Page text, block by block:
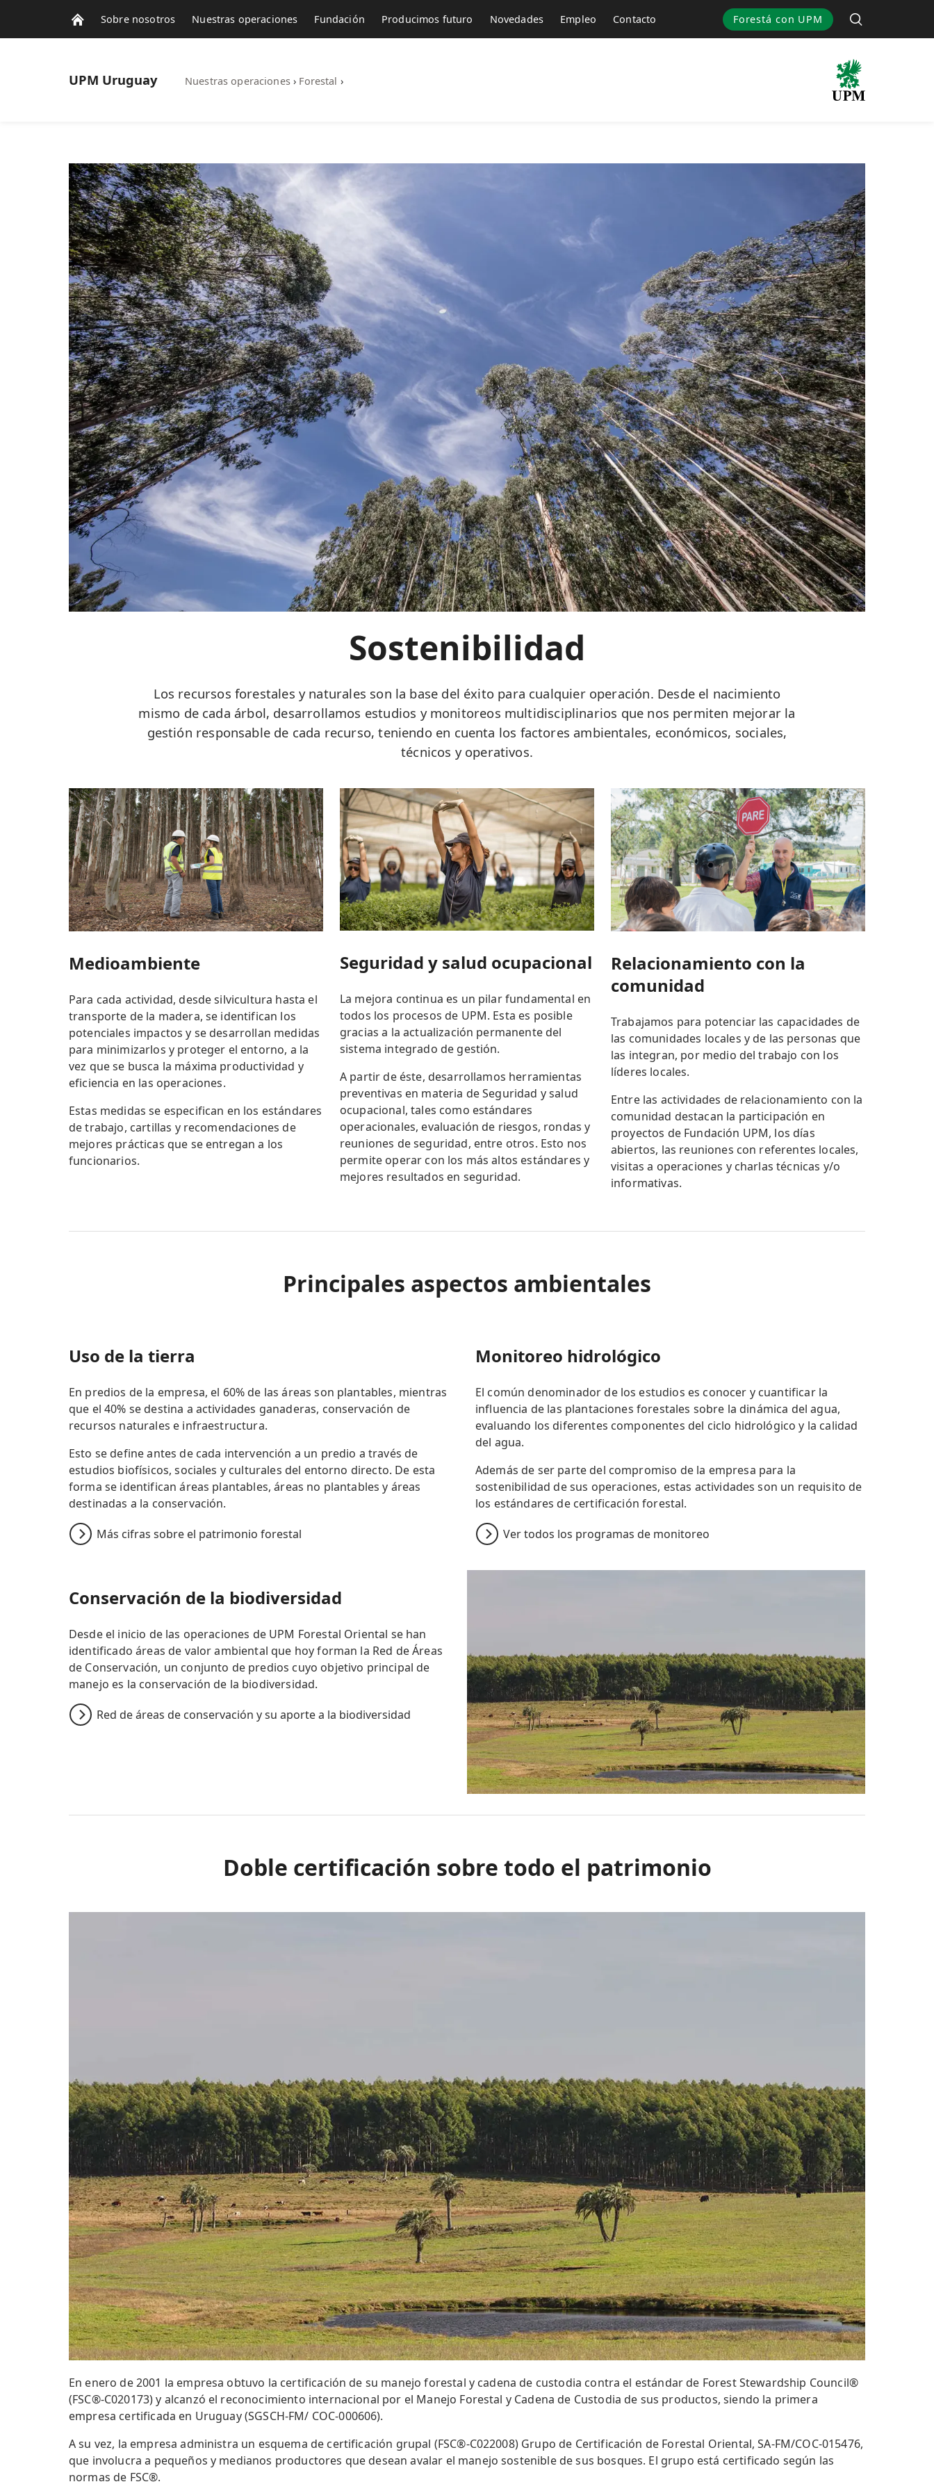
Forestá con UPM
Sobre nosotros Nuestras operaciones Fundación Producimos futuro Novedades Empleo Contacto
UPM Uruguay Nuestras operaciones › Forestal ›
Sostenibilidad
Los recursos forestales y naturales son la base del éxito para cualquier operación. Desde el nacimiento
mismo de cada árbol, desarrollamos estudios y monitoreos multidisciplinarios que nos permiten mejorar la
gestión responsable de cada recurso, teniendo en cuenta los factores ambientales, económicos, sociales,
técnicos y operativos.
Medioambiente
Para cada actividad, desde silvicultura hasta el
transporte de la madera, se identifican los
potenciales impactos y se desarrollan medidas
para minimizarlos y proteger el entorno, a la
vez que se busca la máxima productividad y
eficiencia en las operaciones.
Estas medidas se especifican en los estándares
de trabajo, cartillas y recomendaciones de
mejores prácticas que se entregan a los
funcionarios.
Seguridad y salud ocupacional
La mejora continua es un pilar fundamental en
todos los procesos de UPM. Esta es posible
gracias a la actualización permanente del
sistema integrado de gestión.
A partir de éste, desarrollamos herramientas
preventivas en materia de Seguridad y salud
ocupacional, tales como estándares
operacionales, evaluación de riesgos, rondas y
reuniones de seguridad, entre otros. Esto nos
permite operar con los más altos estándares y
mejores resultados en seguridad.
Relacionamiento con la
comunidad
Trabajamos para potenciar las capacidades de
las comunidades locales y de las personas que
las integran, por medio del trabajo con los
líderes locales.
Entre las actividades de relacionamiento con la
comunidad destacan la participación en
proyectos de Fundación UPM, los días
abiertos, las reuniones con referentes locales,
visitas a operaciones y charlas técnicas y/o
informativas.
Principales aspectos ambientales
Uso de la tierra
En predios de la empresa, el 60% de las áreas son plantables, mientras
que el 40% se destina a actividades ganaderas, conservación de
recursos naturales e infraestructura.
Esto se define antes de cada intervención a un predio a través de
estudios biofísicos, sociales y culturales del entorno directo. De esta
forma se identifican áreas plantables, áreas no plantables y áreas
destinadas a la conservación.
Más cifras sobre el patrimonio forestal
Monitoreo hidrológico
El común denominador de los estudios es conocer y cuantificar la
influencia de las plantaciones forestales sobre la dinámica del agua,
evaluando los diferentes componentes del ciclo hidrológico y la calidad
del agua.
Además de ser parte del compromiso de la empresa para la
sostenibilidad de sus operaciones, estas actividades son un requisito de
los estándares de certificación forestal.
Ver todos los programas de monitoreo
Conservación de la biodiversidad
Desde el inicio de las operaciones de UPM Forestal Oriental se han
identificado áreas de valor ambiental que hoy forman la Red de Áreas
de Conservación, un conjunto de predios cuyo objetivo principal de
manejo es la conservación de la biodiversidad.
Red de áreas de conservación y su aporte a la biodiversidad
Doble certificación sobre todo el patrimonio
En enero de 2001 la empresa obtuvo la certificación de su manejo forestal y cadena de custodia contra el estándar de Forest Stewardship Council®
(FSC®-C020173) y alcanzó el reconocimiento internacional por el Manejo Forestal y Cadena de Custodia de sus productos, siendo la primera
empresa certificada en Uruguay (SGSCH-FM/ COC-000606).
A su vez, la empresa administra un esquema de certificación grupal (FSC®-C022008) Grupo de Certificación de Forestal Oriental, SA-FM/COC-015476,
que involucra a pequeños y medianos productores que desean avalar el manejo sostenible de sus bosques. El grupo está certificado según las
normas de FSC®.